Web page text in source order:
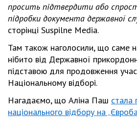
просить підтвердити або
підробки документа державної
сторінці Suspilne Media.
Там також наголосили, що саме
нібито від Державної
підставою для продовження
Національному відборі.
Нагадаємо, що Аліна Паш
національного відбору на